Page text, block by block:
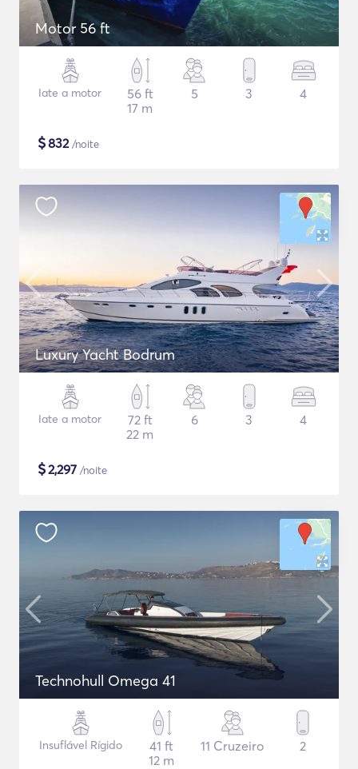
Motor 56 ft
Iate a motor
56 ft
17 m
5 3 4
$832/noite
Luxury Yacht Bodrum
Iate a motor
72 ft
22 m
6 3 4
$2,297 /noite
Technohull Omega 41
Insuflável Rígido
41 ft
12 m
11 Cruzeiro 2